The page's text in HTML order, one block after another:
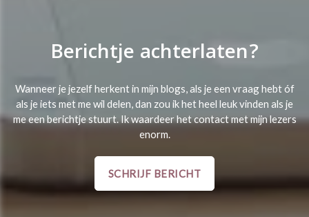
Berichtje achterlaten?
Wanneer je jezelf herkent in mijn blogs, als je een vraag hebt óf
als je iets met me wil delen, dan zou ik het heel leuk vinden als je
me een berichtje stuurt. Ik waardeer het contact met mijn lezers
enorm.
SCHRIJF BERICHT